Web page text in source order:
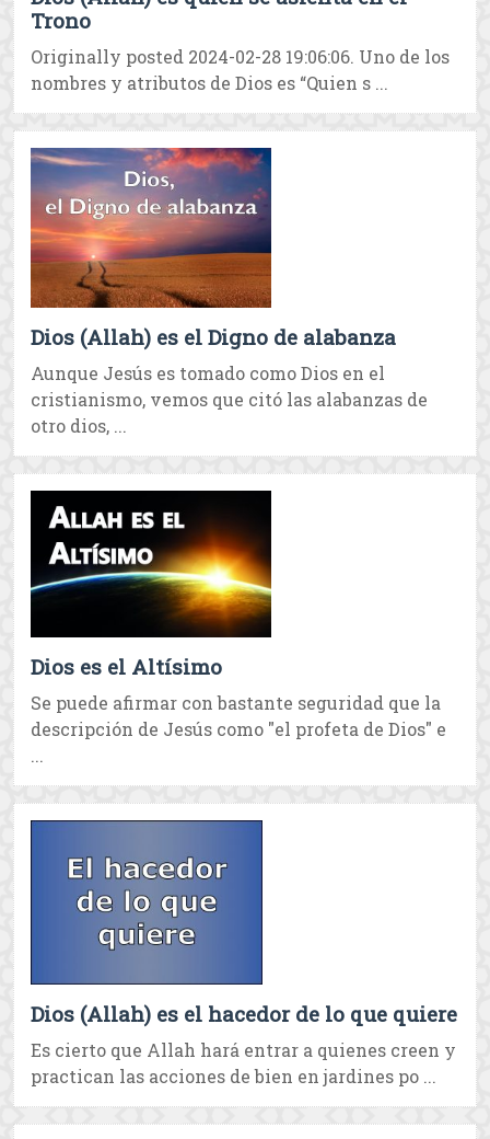
Trono
Originally posted 2024-02-28 19:06:06. Uno de los
nombres y atributos de Dios es “Quien s ...
Dios (Allah) es el Digno de alabanza
Aunque Jesús es tomado como Dios en el
cristianismo, vemos que citó las alabanzas de
otro dios, ...
Dios es el Altísimo
Se puede afirmar con bastante seguridad que la
descripción de Jesús como "el profeta de Dios" e
...
Dios (Allah) es el hacedor de lo que quiere
Es cierto que Allah hará entrar a quienes creen y
practican las acciones de bien en jardines po ...